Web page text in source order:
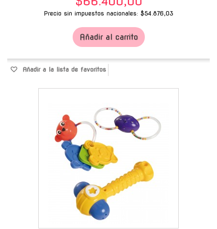
Precio sin impuestos nacionales: $54.876,03
Añadir al carrito
Añadir a la lista de favoritos